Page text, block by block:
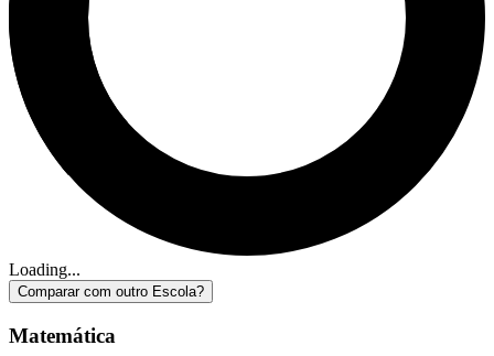
Loading...
Comparar com outro Escola?
Matemática